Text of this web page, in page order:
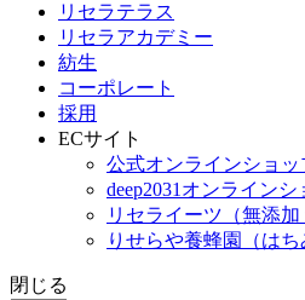
リセラテラス
リセラアカデミー
紡生
コーポレート
採用
ECサイト
公式オンラインショッ
deep2031オンラインシ
リセライーツ （無添
りせらや養蜂園
（は
閉じる